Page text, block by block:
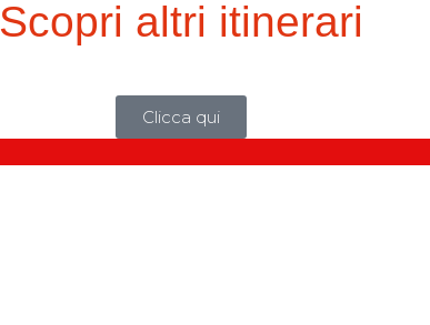
Scopri altri itinerari
Clicca qui